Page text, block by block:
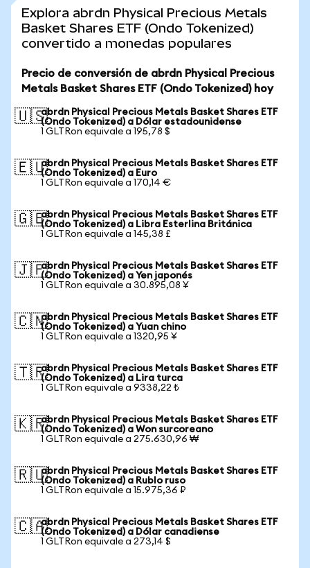
Explora abrdn Physical Precious Metals
Basket Shares ETF (Ondo Tokenized)
convertido a monedas populares
Precio de conversión de abrdn Physical Precious
Metals Basket Shares ETF (Ondo Tokenized) hoy
🇺🇸abrdn Physical Precious Metals Basket Shares ETF
(Ondo Tokenized) a Dólar estadounidense
1 GLTRon equivale a 195,78 $
🇪🇺abrdn Physical Precious Metals Basket Shares ETF
(Ondo Tokenized) a Euro
1 GLTRon equivale a 170,14 €
🇬🇧abrdn Physical Precious Metals Basket Shares ETF
(Ondo Tokenized) a Libra Esterlina Británica
1 GLTRon equivale a 145,38 £
🇯🇵abrdn Physical Precious Metals Basket Shares ETF
(Ondo Tokenized) a Yen japonés
1 GLTRon equivale a 30.895,08 ¥
🇨🇳abrdn Physical Precious Metals Basket Shares ETF
(Ondo Tokenized) a Yuan chino
1 GLTRon equivale a 1320,95 ¥
🇹🇷abrdn Physical Precious Metals Basket Shares ETF
(Ondo Tokenized) a Lira turca
1 GLTRon equivale a 9338,22 ₺
🇰🇷abrdn Physical Precious Metals Basket Shares ETF
(Ondo Tokenized) a Won surcoreano
1 GLTRon equivale a 275.630,96 ₩
🇷🇺abrdn Physical Precious Metals Basket Shares ETF
(Ondo Tokenized) a Rublo ruso
1 GLTRon equivale a 15.975,36 ₽
🇨🇦abrdn Physical Precious Metals Basket Shares ETF
(Ondo Tokenized) a Dólar canadiense
1 GLTRon equivale a 273,14 $